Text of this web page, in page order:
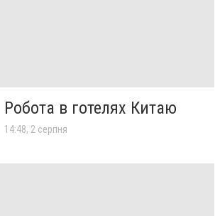
Робота в готелях Китаю
14:48, 2 серпня